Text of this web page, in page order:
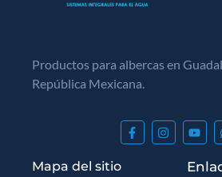
Productos para albercas en
República Mexicana.
Mapa del sitio